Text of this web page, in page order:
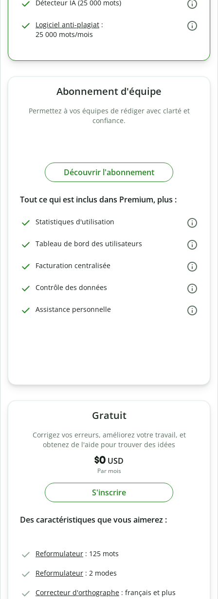
Détecteur IA (25 000 mots)
Logiciel anti-plagiat :
25 000 mots/mois
Abonnement d'équipe
Permettez à vos équipes de rédiger avec clarté et
confiance.
Découvrir l'abonnement
Tout ce qui est inclus dans Premium, plus :
Statistiques d'utilisation
Tableau de bord des utilisateurs
Facturation centralisée
Contrôle des données
Assistance personnelle
Gratuit
Corrigez vos erreurs, améliorez votre travail, et
obtenez de l'aide pour trouver des idées
$0 USD
Par mois
S'inscrire
Des caractéristiques que vous aimerez :
Reformulateur : 125 mots
Reformulateur : 2 modes
Correcteur d'orthographe : français et plus